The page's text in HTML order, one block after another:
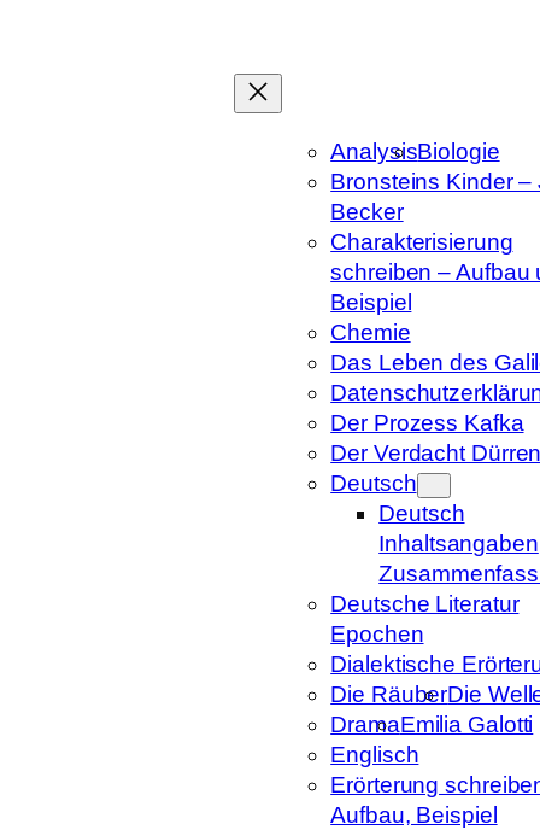
AnalysisBiologie
Bronsteins Kinder –
Becker
Charakterisierung
schreiben – Aufbau
Beispiel
Chemie
Das Leben des
Der Prozess Kafka
Der Verdacht
Deutsch
Deutsch
Inhaltsangaben
Deutsche Literatur
Epochen
Dialektische
Die RäuberDie
DramaEmilia Galotti
Englisch
Erörterung
Aufbau, Beispiel